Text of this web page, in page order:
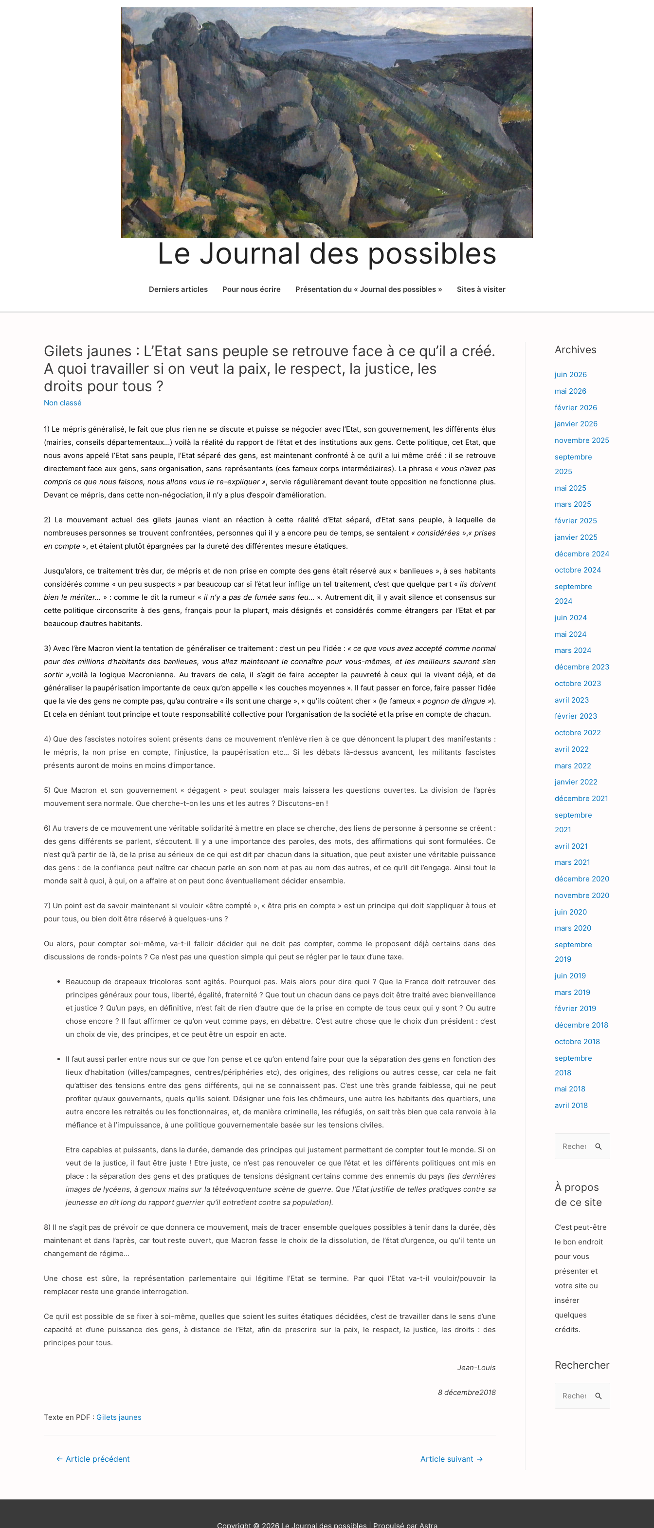
Le Journal des possibles
Derniers articles Pour nous écrire Présentation du « Journal des possibles » Sites à visiter
Gilets jaunes : L’Etat sans peuple se retrouve face à ce qu’il a créé.
A quoi travailler si on veut la paix, le respect, la justice, les
droits pour tous ?
Non classé
1) Le mépris généralisé, le fait que plus rien ne se discute et puisse se négocier avec l’Etat, son gouvernement, les différents élus
(mairies, conseils départementaux…) voilà la réalité du rapport de l’état et des institutions aux gens. Cette politique, cet Etat, que
nous avons appelé l’Etat sans peuple, l’Etat séparé des gens, est maintenant confronté à ce qu’il a lui même créé : il se retrouve
directement face aux gens, sans organisation, sans représentants (ces fameux corps intermédiaires). La phrase « vous n’avez pas
compris ce que nous faisons, nous allons vous le re-expliquer », servie régulièrement devant toute opposition ne fonctionne plus.
Devant ce mépris, dans cette non-négociation, il n’y a plus d’espoir d’amélioration.
2) Le mouvement actuel des gilets jaunes vient en réaction à cette réalité d’Etat séparé, d’Etat sans peuple, à laquelle de
nombreuses personnes se trouvent confrontées, personnes qui il y a encore peu de temps, se sentaient « considérées »,« prises
en compte », et étaient plutôt épargnées par la dureté des différentes mesure étatiques.
Jusqu’alors, ce traitement très dur, de mépris et de non prise en compte des gens était réservé aux « banlieues », à ses habitants
considérés comme « un peu suspects » par beaucoup car si l’état leur inflige un tel traitement, c’est que quelque part «ils doivent
bien le mériter… » : comme le dit la rumeur « il n’y a pas de fumée sans feu... ». Autrement dit, il y avait silence et consensus sur
cette politique circonscrite à des gens, français pour la plupart, mais désignés et considérés comme étrangers par l’Etat et par
beaucoup d’autres habitants.
3) Avec l’ère Macron vient la tentation de généraliser ce traitement : c’est un peu l’idée : « ce que vous avez accepté comme normal
pour des millions d’habitants des banlieues, vous allez maintenant le connaître pour vous-mêmes, et les meilleurs sauront s’en
sortir »,voilà la logique Macronienne. Au travers de cela, il s’agit de faire accepter la pauvreté à ceux qui la vivent déjà, et de
généraliser la paupérisation importante de ceux qu’on appelle « les couches moyennes ». Il faut passer en force, faire passer l’idée
que la vie des gens ne compte pas, qu’au contraire « ils sont une charge », « qu’ils coûtent cher » (le fameux « pognon de dingue »).
Et cela en déniant tout principe et toute responsabilité collective pour l’organisation de la société et la prise en compte de chacun.
4) Que des fascistes notoires soient présents dans ce mouvement n’enlève rien à ce que dénoncent la plupart des manifestants :
le mépris, la non prise en compte, l’injustice, la paupérisation etc… Si les débats là-dessus avancent, les militants fascistes
présents auront de moins en moins d’importance.
5) Que Macron et son gouvernement « dégagent » peut soulager mais laissera les questions ouvertes. La division de l’après
mouvement sera normale. Que cherche-t-on les uns et les autres ? Discutons-en !
6) Au travers de ce mouvement une véritable solidarité à mettre en place se cherche, des liens de personne à personne se créent :
des gens différents se parlent, s’écoutent. Il y a une importance des paroles, des mots, des affirmations qui sont formulées. Ce
n’est qu’à partir de là, de la prise au sérieux de ce qui est dit par chacun dans la situation, que peut exister une véritable puissance
des gens : de la confiance peut naître car chacun parle en son nom et pas au nom des autres, et ce qu’il dit l’engage. Ainsi tout le
monde sait à quoi, à qui, on a affaire et on peut donc éventuellement décider ensemble.
7) Un point est de savoir maintenant si vouloir «être compté », « être pris en compte » est un principe qui doit s’appliquer à tous et
pour tous, ou bien doit être réservé à quelques-uns ?
Ou alors, pour compter soi-même, va-t-il falloir décider qui ne doit pas compter, comme le proposent déjà certains dans des
discussions de ronds-points ? Ce n’est pas une question simple qui peut se régler par le taux d’une taxe.
Beaucoup de drapeaux tricolores sont agités. Pourquoi pas. Mais alors pour dire quoi ? Que la France doit retrouver des
principes généraux pour tous, liberté, égalité, fraternité ? Que tout un chacun dans ce pays doit être traité avec bienveillance
et justice ? Qu’un pays, en définitive, n’est fait de rien d’autre que de la prise en compte de tous ceux qui y sont ? Ou autre
chose encore ? Il faut affirmer ce qu’on veut comme pays, en débattre. C’est autre chose que le choix d’un président : c’est
un choix de vie, des principes, et ce peut être un espoir en acte.
Il faut aussi parler entre nous sur ce que l’on pense et ce qu’on entend faire pour que la séparation des gens en fonction des
lieux d’habitation (villes/campagnes, centres/périphéries etc), des origines, des religions ou autres cesse, car cela ne fait
qu’attiser des tensions entre des gens différents, qui ne se connaissent pas. C’est une très grande faiblesse, qui ne peut
profiter qu’aux gouvernants, quels qu’ils soient. Désigner une fois les chômeurs, une autre les habitants des quartiers, une
autre encore les retraités ou les fonctionnaires, et, de manière criminelle, les réfugiés, on sait très bien que cela renvoie à la
méfiance et à l’impuissance, à une politique gouvernementale basée sur les tensions civiles.
Etre capables et puissants, dans la durée, demande des principes qui justement permettent de compter tout le monde. Si on
veut de la justice, il faut être juste ! Etre juste, ce n’est pas renouveler ce que l’état et les différents politiques ont mis en
place : la séparation des gens et des pratiques de tensions désignant certains comme des ennemis du pays (les dernières
images de lycéens, à genoux mains sur la têteévoquentune scène de guerre. Que l’Etat justifie de telles pratiques contre sa
jeunesse en dit long du rapport guerrier qu’il entretientcontre sa population).
8) Il ne s’agit pas de prévoir ce que donnera ce mouvement, mais de tracer ensemble quelques possibles à tenir dans la durée, dès
maintenant et dans l’après, car tout reste ouvert, que Macron fasse le choix de la dissolution, de l’état d’urgence, ou qu’il tente un
changement de régime…
Une chose est sûre, la représentation parlementaire qui légitime l’Etat se termine. Par quoi l’Etat va-t-il vouloir/pouvoir la
remplacer reste une grande interrogation.
Ce qu’il est possible de se fixer à soi-même, quelles que soient les suites étatiques décidées, c’est de travailler dans le sens d’une
capacité et d’une puissance des gens, à distance de l’Etat, afin de prescrire sur la paix, le respect, la justice, les droits : des
principes pour tous.
Jean-Louis
8 décembre2018
Texte en PDF : Gilets jaunes
Navigation
← Article précédent Article suivant →
Archives
juin 2026
mai 2026
février 2026
janvier 2026
novembre 2025
septembre
2025
mai 2025
mars 2025
février 2025
janvier 2025
décembre 2024
octobre 2024
septembre
2024
juin 2024
mai 2024
mars 2024
décembre 2023
octobre 2023
avril 2023
février 2023
octobre 2022
avril 2022
mars 2022
janvier 2022
décembre 2021
septembre
2021
avril 2021
mars 2021
décembre 2020
novembre 2020
juin 2020
mars 2020
septembre
2019
juin 2019
mars 2019
février 2019
décembre 2018
octobre 2018
septembre
2018
mai 2018
avril 2018
h
e
c
h
e
r
:
À propos
de ce site
C’est peut-être
le bon endroit
pour vous
présenter et
votre site ou
insérer
quelques
crédits.
Rechercher
Copyright © 2026 Le Journal des possibles | Propulsé par Astra